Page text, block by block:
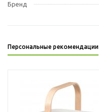
Бренд
Персональные рекомендации